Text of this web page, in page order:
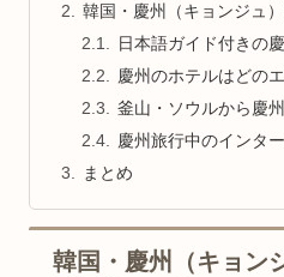
韓国・慶州（キョンジュ
日本語ガイド付きの
慶州のホテルはどの
釜山・ソウルから慶
慶州旅行中のインタ
まとめ
韓国・慶州（キョン